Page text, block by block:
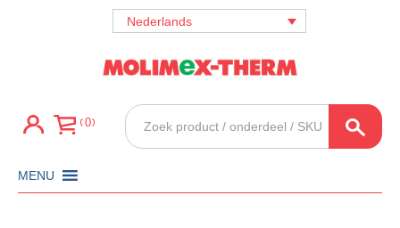
Nederlands
0
Producten
zoeken
MENU